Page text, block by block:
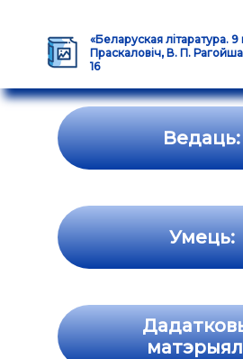
«Беларуская літаратура.
Праскаловіч, В. П.
16
Ведаць:
Умець: